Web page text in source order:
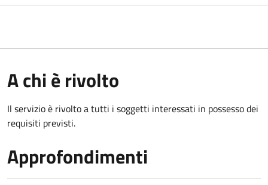
A chi è rivolto
Il servizio è rivolto a tutti i soggetti interessati in possesso dei
requisiti previsti.
Approfondimenti